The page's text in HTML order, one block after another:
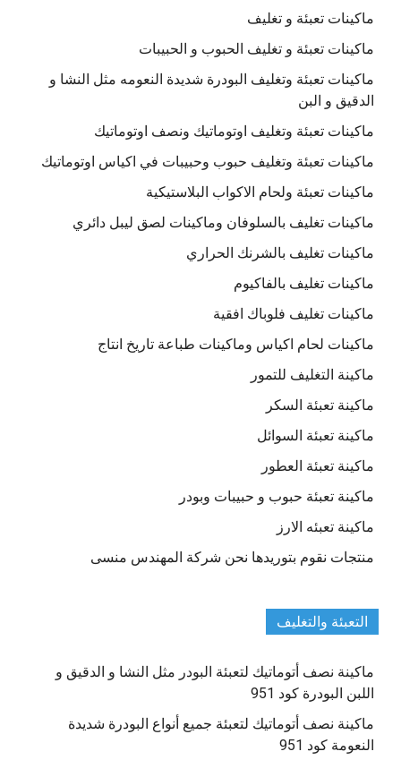
ماكينات تعبئة و تغليف
ماكينات تعبئة و تغليف الحبوب و الحبيبات
ماكينات تعبئة وتغليف البودرة شديدة النعومه مثل النشا و
الدقيق و البن
ماكينات تعبئة وتغليف اوتوماتيك ونصف اوتوماتيك
ماكينات تعبئة وتغليف حبوب وحبيبات في اكياس اوتوماتيك
ماكينات تعبئة ولحام الاكواب البلاستيكية
ماكينات تغليف بالسلوفان وماكينات لصق ليبل دائري
ماكينات تغليف بالشرنك الحراري
ماكينات تغليف بالفاكيوم
ماكينات تغليف فلوباك افقية
ماكينات لحام اكياس وماكينات طباعة تاريخ انتاج
ماكينة التغليف للتمور
ماكينة تعبئة السكر
ماكينة تعبئة السوائل
ماكينة تعبئة العطور
ماكينة تعبئة حبوب و حبيبات وبودر
ماكينة تعبئه الارز
منتجات نقوم بتوريدها نحن شركة المهندس منسى
التعبئة والتغليف
ماكينة نصف أتوماتيك لتعبئة البودر مثل النشا و الدقيق و
اللبن البودرة كود 951
ماكينة نصف أتوماتيك لتعبئة جميع أنواع البودرة شديدة
النعومة كود 951